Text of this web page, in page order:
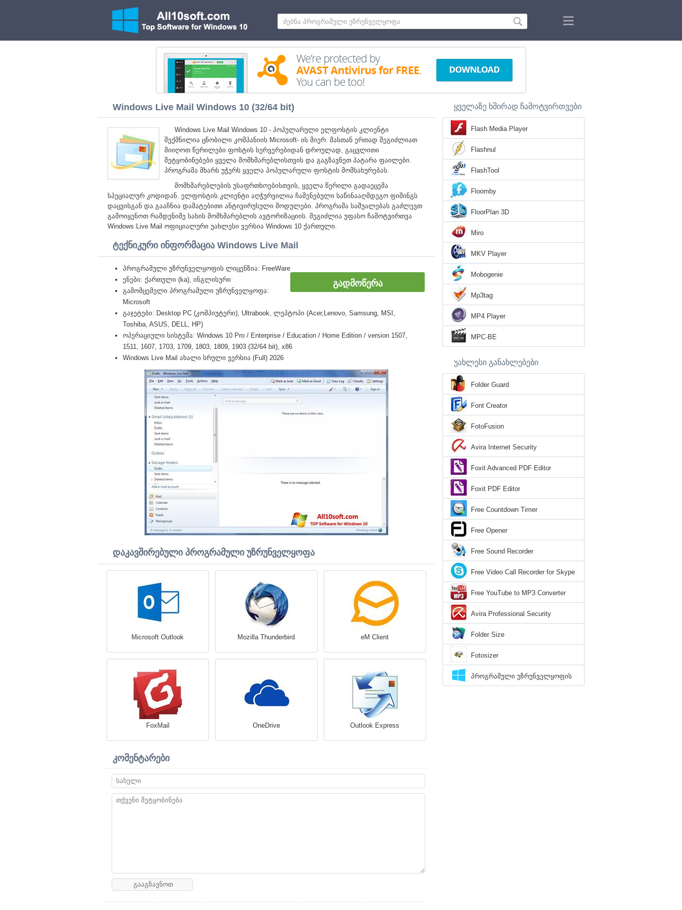
Windows Live Mail Windows 10 (32/64 bit)
Windows Live Mail Windows 10 - პოპულარული ელფოსტის კლიენტი
შექმნილია ცნობილი კომპანიის Microsoft- ის მიერ. მასთან ერთად შეგიძლიათ
მიიღოთ წერილები ფოსტის სერვერებიდან დროულად, გაცვლითი
შეტყობინებები ყველა მომხმარებლისთვის და გაგზავნეთ პატარა ფაილები.
პროგრამა მხარს უჭერს ყველა პოპულარული ფოსტის მომსახურებას.
მომხმარებლების უსაფრთხოებისთვის, ყველა წერილი გადაეცემა
სპეციალურ კოდიდან. ელფოსტის კლიენტი აღჭურვილია ჩაშენებული საწინააღმდეგო ფიშინგს
დაცვისგან და გააჩნია დამატებითი ანტივირუსული მოდულები. პროგრამა საშუალებას გაძლევთ
გამოიყენოთ რამდენიმე სახის მომხმარებლის ავტორიზაციის. შეგიძლია უფასო ჩამოტვირთვა
Windows Live Mail ოფიციალური უახლესი ვერსია Windows 10 ქართული.
ტექნიკური ინფორმაცია Windows Live Mail
ᲒᲐᲓᲛᲝᲬᲔᲠᲐ
პროგრამული უზრუნველყოფის ლიცენზია: FreeWare
ენები: ქართული (ka), ინგლისური
გამომცემელი პროგრამული უზრუნველყოფა:
Microsoft
გაჯეტები: Desktop PC (კომპიუტერი), Ultrabook, ლეპტოპი (Acer,Lenovo, Samsung, MSI,
Toshiba, ASUS, DELL, HP)
ოპერაციული სისტემა: Windows 10 Pro / Enterprise / Education / Home Edition / version 1507,
1511, 1607, 1703, 1709, 1803, 1809, 1903 (32/64 bit), x86
Windows Live Mail ახალი სრული ვერსია (Full) 2026
დაკავშირებული პროგრამული უზრუნველყოფა
Microsoft Outlook Mozilla Thunderbird eM Client
FoxMail OneDrive Outlook Express
კომენტარები
ყველაზე ხშირად ჩამოტვირთვები
Flash Media Player
Flashnul
FlashTool
Floomby
FloorPlan 3D
Miro
MKV Player
Mobogenie
Mp3tag
MP4 Player
MPC-BE
უახლესი განახლებები
Folder Guard
Font Creator
FotoFusion
Avira Internet Security
Foxit Advanced PDF Editor
Foxit PDF Editor
Free Countdown Timer
Free Opener
Free Sound Recorder
Free Video Call Recorder for Skype
Free YouTube to MP3 Converter
Avira Professional Security
Folder Size
Fotosizer
პროგრამული უზრუნველყოფის
დირექტორია Windows 10